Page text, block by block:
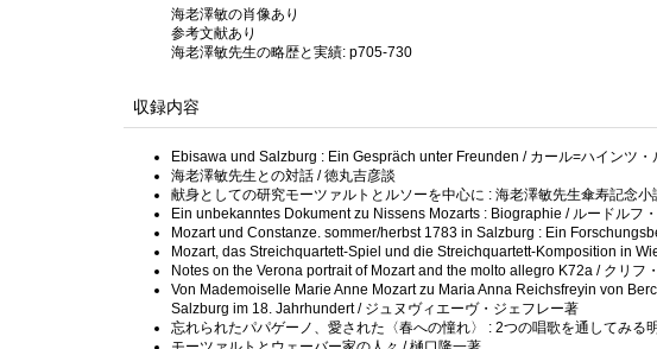
海老澤敏の肖像あり
参考文献あり
海老澤敏先生の略歴と実績: p705-730
収録内容
Ebisawa und Salzburg : Ein Gespräch unter Freunden / カール=ハインツ・
海老澤敏先生との対話 / 徳丸吉彦談
献身としての研究モーツァルトとルソーを中心に : 海老澤敏先生傘寿記念小
Ein unbekanntes Dokument zu Nissens Mozarts : Biographie / ルードルフ
Mozart und Constanze. sommer/herbst 1783 in Salzburg : Ein
Mozart, das Streichquartett-Spiel und die Streichquartett-Komposition in
Notes on the Verona portrait of Mozart and the molto allegro K72a / クリフ
Von Mademoiselle Marie Anne Mozart zu Maria Anna Reichsfreyin von
Salzburg im 18. Jahrhundert / ジュヌヴィエーヴ・ジェフレー著
忘れられたパパゲーノ、愛された〈春への憧れ〉 : 2つの唱歌を通してみる